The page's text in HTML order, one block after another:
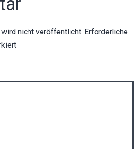
nicht veröffentlicht. Erforderliche